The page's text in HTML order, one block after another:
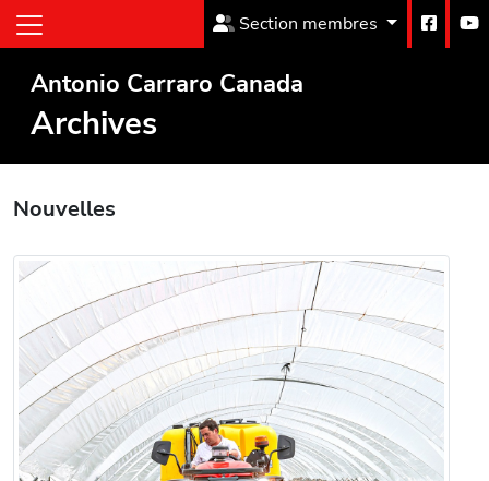
Section membres
Antonio Carraro Canada
Archives
Nouvelles